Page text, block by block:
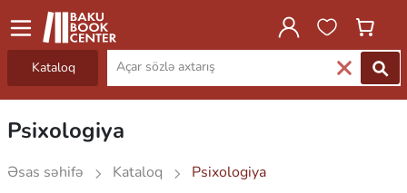
Kataloq
Psixologiya
Əsas səhifə Kataloq Psixologiya